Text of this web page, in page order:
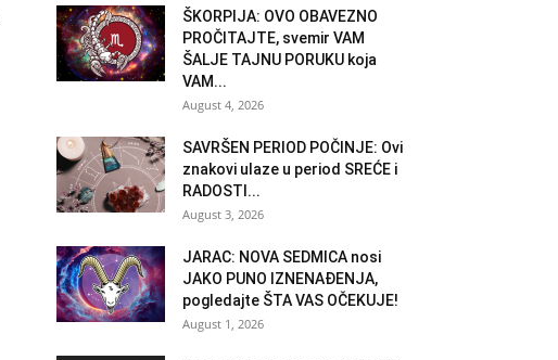
ŠKORPIJA: OVO OBAVEZNO
PROČITAJTE, svemir VAM
ŠALJE TAJNU PORUKU koja
VAM...
August 4, 2026
SAVRŠEN PERIOD POČINJE: Ovi
znakovi ulaze u period SREĆE i
RADOSTI...
August 3, 2026
JARAC: NOVA SEDMICA nosi
JAKO PUNO IZNENAĐENJA,
pogledajte ŠTA VAS OČEKUJE!
August 1, 2026